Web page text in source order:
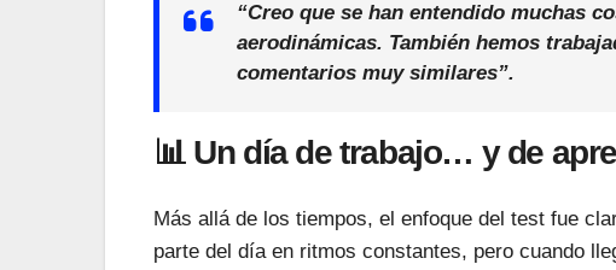
“Creo que se han entendido muchas
aerodinámicas. También hemos
comentarios muy similares”.
📊 Un día de trabajo… y de
Más allá de los tiempos, el enfoque del test fue
parte del día en ritmos constantes, pero cuando